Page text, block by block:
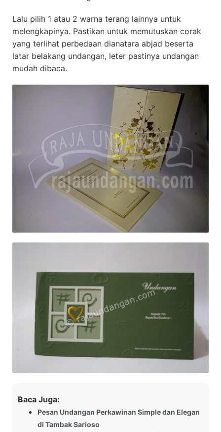
Lalu pilih 1 atau 2 warna terang lainnya untuk
melengkapinya. Pastikan untuk memutuskan corak
yang terlihat perbedaan dianatara abjad beserta
latar belakang undangan, leter pastinya undangan
mudah dibaca.
Baca Juga:
Pesan Undangan Perkawinan Simple dan Elegan
di Tambak Sarioso